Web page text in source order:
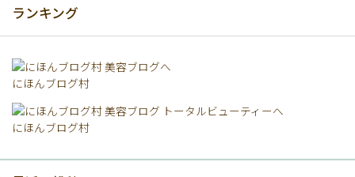
ランキング
にほんブログ村
にほんブログ村